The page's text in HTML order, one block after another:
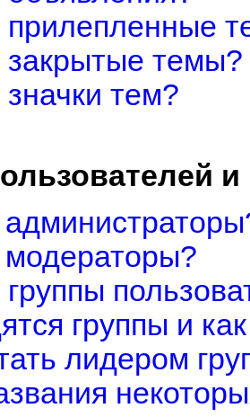
прилепленные
закрытые темы?
тем?
модераторы?
группы и
лидером